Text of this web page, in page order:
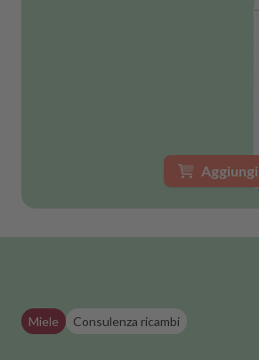
Miele Consulenza ricambi